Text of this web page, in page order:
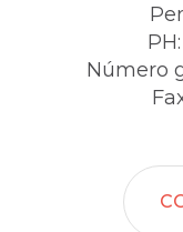
Número